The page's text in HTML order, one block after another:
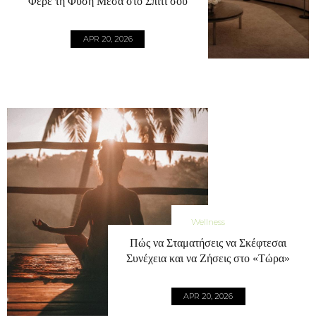
APR 20, 2026
Wellness
Πώς να Σταματήσεις να Σκέφτεσαι
Συνέχεια και να Ζήσεις στο «Τώρα»
APR 20, 2026